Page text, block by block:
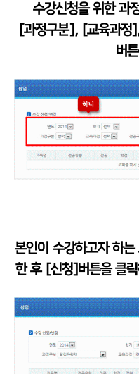
수강신청을 위한 과
[과정구분], [교육과정
버
본인이 수강하고자 하
한 후 [신청]버튼을 클